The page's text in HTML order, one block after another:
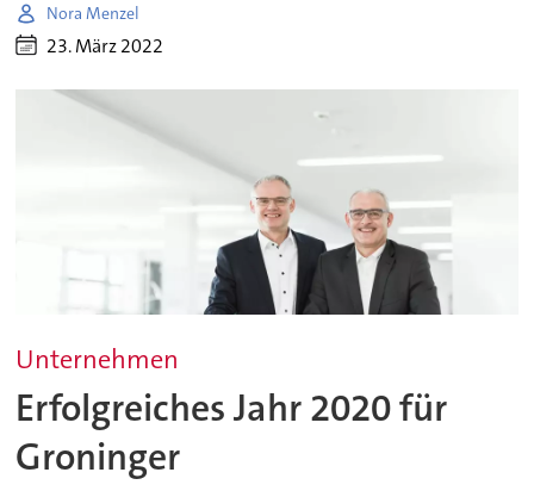
Nora Menzel
23. März 2022
Unternehmen
Erfolgreiches Jahr 2020 für
Groninger